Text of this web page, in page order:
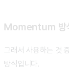
Momentum 방
그래서 사용하는 것
방식입니다.